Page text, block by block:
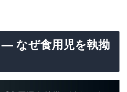
— なぜ食用児を執拗